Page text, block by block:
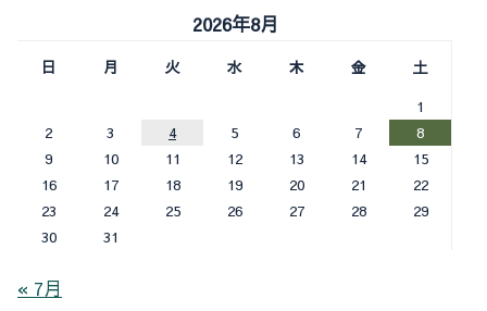
2026年8月
日 月 火 水 木 金
土
1
2
3 4 5 6 7
8
9
10 11 12 13 14
15
16
17 18 19 20 21
22
23
24 25 26 27 28
29
30
31
« 7月